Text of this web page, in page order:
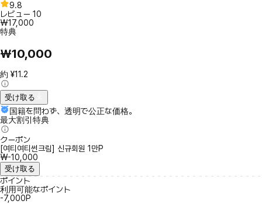
9.8
レビュー 10
₩17,000
特典
₩10,000
約 ¥11.2
受け取る
国籍を問わず、透明で公正な価格。
最大割引特典
クーポン
[여티여티썬크림] 신규회원 1만P
₩-10,000
受け取る
ポイント
利用可能なポイント
-7,000P